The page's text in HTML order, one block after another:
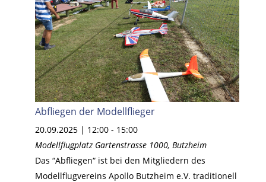
Abfliegen der Modellflieger
20.09.2025 | 12:00- 15:00
Modellflugplatz Gartenstrasse 1000, Butzheim
Das “Abfliegen“ ist bei den Mitgliedern des
Modellflugvereins Apollo Butzheim e.V. traditionell